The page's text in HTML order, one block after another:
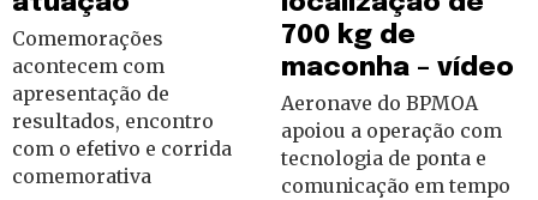
Comemorações
acontecem com
apresentação de
resultados, encontro
com o efetivo e corrida
comemorativa
700 kg de
maconha – vídeo
Aeronave do BPMOA
apoiou a operação com
tecnologia de ponta e
comunicação em tempo